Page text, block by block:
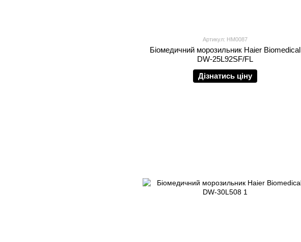
Артикул: HM0087
Біомедичний морозильник Haier Biomedical
DW-25L92SF/FL
Дізнатись ціну